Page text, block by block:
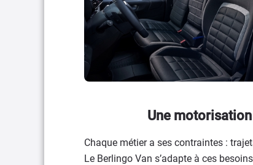
Une
Chaque métier a ses contraintes :
Le Berlingo Van s’adapte à ces